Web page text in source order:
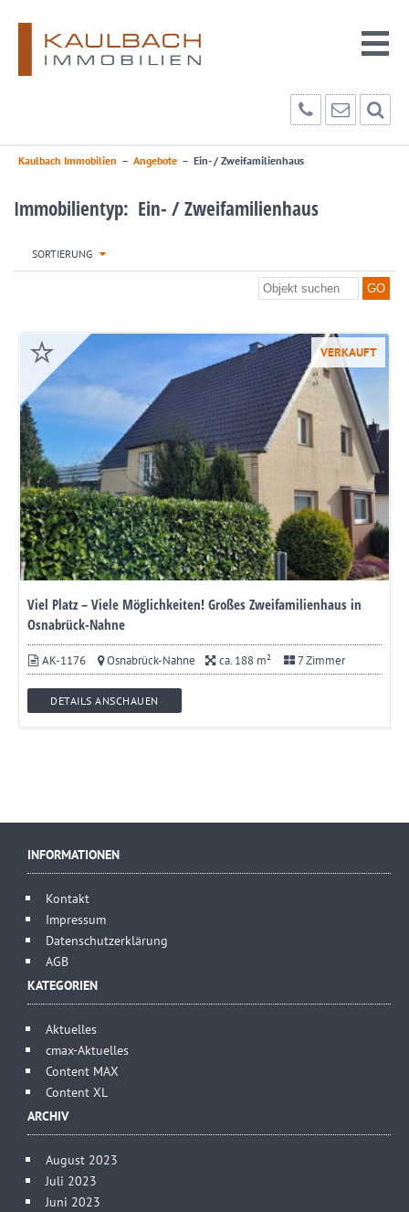
Kaulbach Immobilien – Angebote – Ein- / Zweifamilienhaus
Immobilientyp: Ein- / Zweifamilienhaus
SORTIERUNG
VERKAUFT
Viel Platz – Viele Möglichkeiten! Großes Zweifamilienhaus in
Osnabrück-Nahne
AK-1176 Osnabrück-Nahne ca. 188 m² 7 Zimmer
DETAILS ANSCHAUEN
INFORMATIONEN
Kontakt
Impressum
Datenschutzerklärung
AGB
KATEGORIEN
Aktuelles
cmax-Aktuelles
Content MAX
Content XL
ARCHIV
August 2023
Juli 2023
Juni 2023